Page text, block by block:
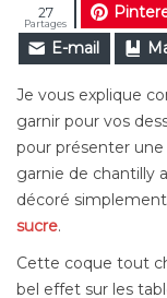
E-mail
Partages
27
Je vous explique
garnir pour vos
pour présenter
garnie de chantilly
décoré
sucre.
Cette coque tout
bel effet sur les